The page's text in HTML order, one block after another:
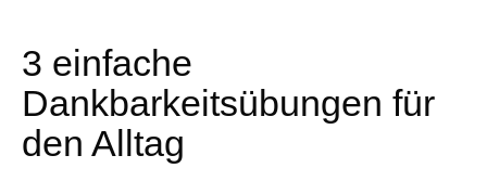
3 einfache
Dankbarkeitsübungen für
den Alltag